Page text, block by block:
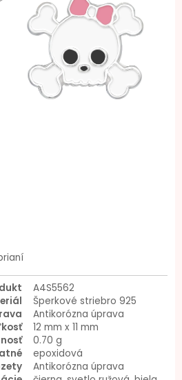
A4S5562
Šperkové striebro 925
Antikorózna úprava
12 mm x 11 mm
0.70 g
epoxidová
Antikorózna úprava